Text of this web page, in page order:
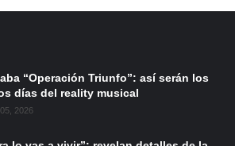
“Operación Triunfo”: así serán los
días del reality musical
2026